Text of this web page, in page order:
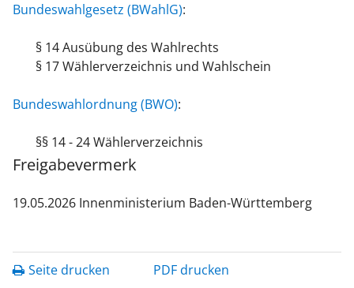
Bundeswahlgesetz (BWahlG):
§ 14 Ausübung des Wahlrechts
§ 17 Wählerverzeichnis und Wahlschein
Bundeswahlordnung (BWO):
§§ 14 - 24 Wählerverzeichnis
Freigabevermerk
19.05.2026 Innenministerium Baden-Württemberg
Seite drucken
PDF drucken